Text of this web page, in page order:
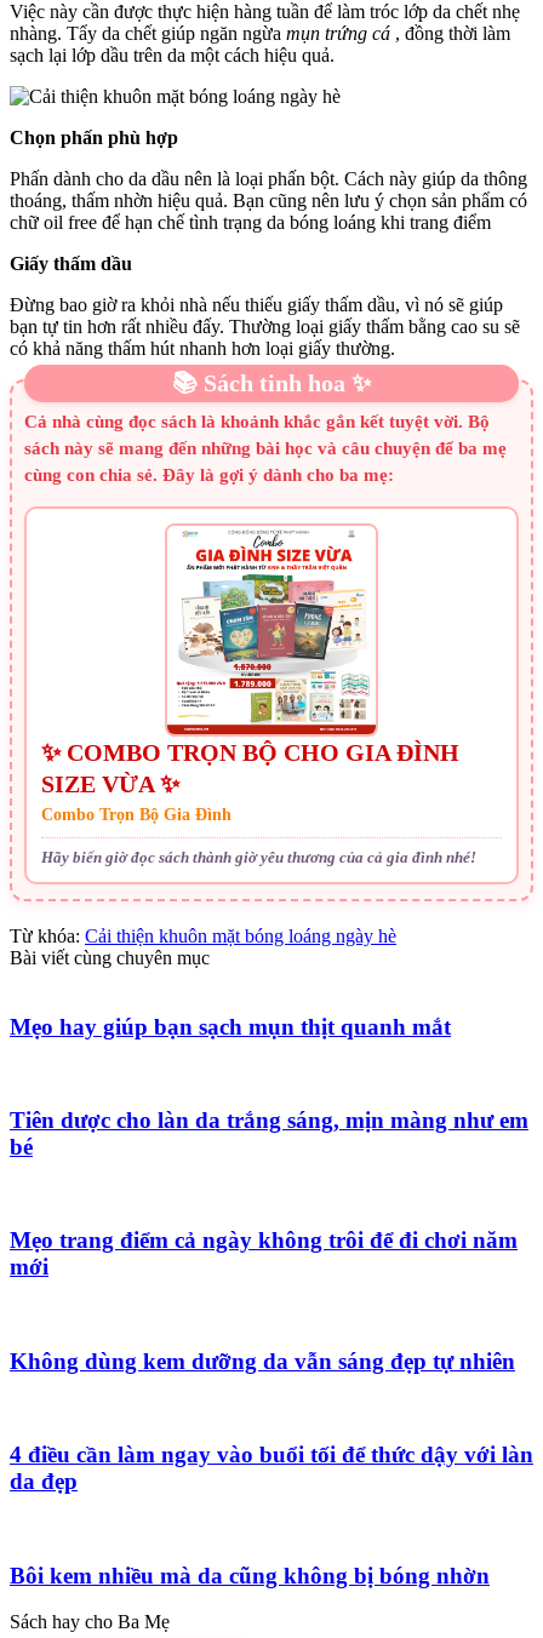
Việc này cần được thực hiện hàng tuần để làm tróc lớp da chết nhẹ
nhàng. Tẩy da chết giúp ngăn ngừa mụn trứng cá , đồng thời làm
sạch lại lớp dầu trên da một cách hiệu quả.
Chọn phấn phù hợp
Phấn dành cho da dầu nên là loại phấn bột. Cách này giúp da thông
thoáng, thấm nhờn hiệu quả. Bạn cũng nên lưu ý chọn sản phẩm có
chữ oil free để hạn chế tình trạng da bóng loáng khi trang điểm
Giấy thấm dầu
Đừng bao giờ ra khỏi nhà nếu thiếu giấy thấm dầu, vì nó sẽ giúp
bạn tự tin hơn rất nhiều đấy. Thường loại giấy thấm bằng cao su sẽ
có khả năng thấm hút nhanh hơn loại giấy thường.
📚 Sách tinh hoa ✨
Cả nhà cùng đọc sách là khoảnh khắc gắn kết tuyệt vời. Bộ
sách này sẽ mang đến những bài học và câu chuyện để ba mẹ
cùng con chia sẻ. Đây là gợi ý dành cho ba mẹ:
✨ COMBO TRỌN BỘ CHO GIA ĐÌNH
SIZE VỪA ✨
Combo Trọn Bộ Gia Đình
Hãy biến giờ đọc sách thành giờ yêu thương của cả gia đình nhé!
Từ khóa: Cải thiện khuôn mặt bóng loáng ngày hè
Bài viết cùng chuyên mục
Mẹo hay giúp bạn sạch mụn thịt quanh mắt
Tiên dược cho làn da trắng sáng, mịn màng như em
bé
Mẹo trang điểm cả ngày không trôi để đi chơi năm
mới
Không dùng kem dưỡng da vẫn sáng đẹp tự nhiên
4 điều cần làm ngay vào buổi tối để thức dậy với làn
da đẹp
Bôi kem nhiều mà da cũng không bị bóng nhờn
Sách hay cho Ba Mẹ